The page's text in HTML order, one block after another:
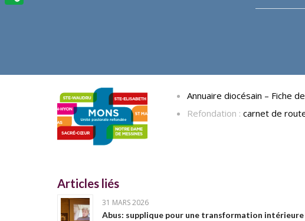
Annuaire diocésain – Fiche de
Refondation : carnet de
Articles liés
31 MARS 2026
Abus: supplique pour une transformation intérieure